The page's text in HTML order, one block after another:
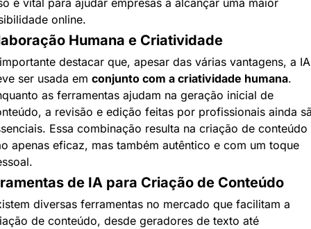
online.
Humana e Criatividade
destacar que, apesar das várias vantagens, a IA
ser usada em conjunto com a criatividade humana.
as ferramentas ajudam na geração inicial de
a revisão e edição feitas por profissionais ainda
Essa combinação resulta na criação de conteúdo
apenas eficaz, mas também autêntico e com um toque
de IA para Criação de Conteúdo
diversas ferramentas no mercado que facilitam a
de conteúdo, desde geradores de texto até